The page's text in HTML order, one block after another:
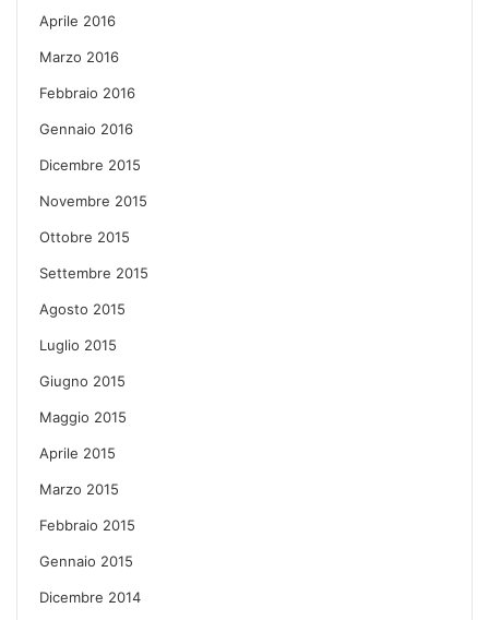
Aprile 2016
Marzo 2016
Febbraio 2016
Gennaio 2016
Dicembre 2015
Novembre 2015
Ottobre 2015
Settembre 2015
Agosto 2015
Luglio 2015
Giugno 2015
Maggio 2015
Aprile 2015
Marzo 2015
Febbraio 2015
Gennaio 2015
Dicembre 2014